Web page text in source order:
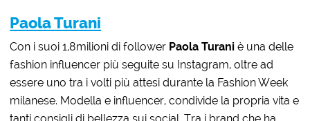
Paola Turani
Con i suoi 1,8milioni di follower Paola Turani è una delle
fashion influencer più seguite su Instagram, oltre ad
essere uno tra i volti più attesi durante la Fashion Week
milanese. Modella e influencer, condivide la propria vita e